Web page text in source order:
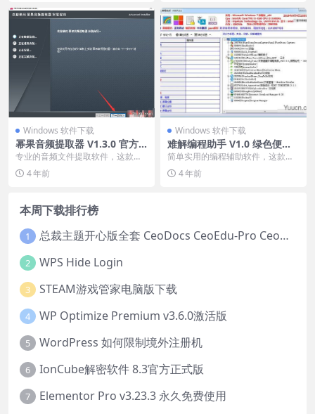
Windows 软件下载
幂果音频提取器 V1.3.0 官方
安装版
专业的音频文件提取软件，这款软
件支持提取视频电影原声，本站提
供的是这款软件的安装...
4 年前
Windows 软件下载
难解编程助手 V1.0 绿色便携
免费版
简单实用的编程辅助软件，这款软
件支持窗口探测、屏幕取色、正则
调试、编码转换、中英...
4 年前
本周下载排行榜
1 总裁主题开心版全套 CeoDocs CeoEdu-Pro CeoMax-Pro CeoNova-Pro
2 WPS Hide Login
3 STEAM游戏管家电脑版下载
4 WP Optimize Premium v3.6.0激活版
5 WordPress 如何限制境外注册机
6 IonCube解密软件 8.3官方正式版
7 Elementor Pro v3.23.3 永久免费使用